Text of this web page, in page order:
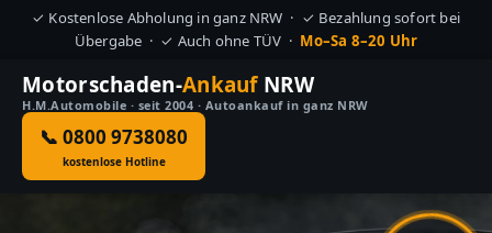
✓ Kostenlose Abholung in ganz NRW · ✓ Bezahlung sofort bei
Übergabe · ✓ Auch ohne TÜV · Mo–Sa 8–20 Uhr
Motorschaden-AnkaufNRW
H.M.Automobile · seit 2004 · Autoankauf in ganz NRW
📞 0800 9738080
kostenlose Hotline